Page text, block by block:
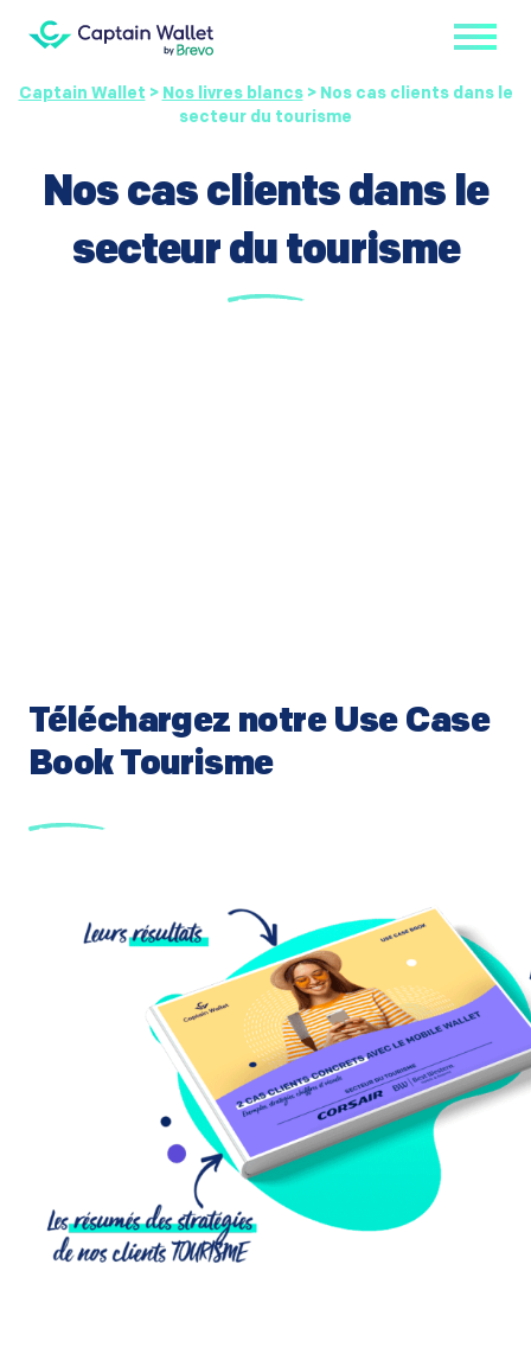
Captain Wallet > Nos livres blancs> Nos cas clients dans le
secteur du tourisme
Nos cas clients dans le
secteur du tourisme
Téléchargez notre Use Case
Book Tourisme